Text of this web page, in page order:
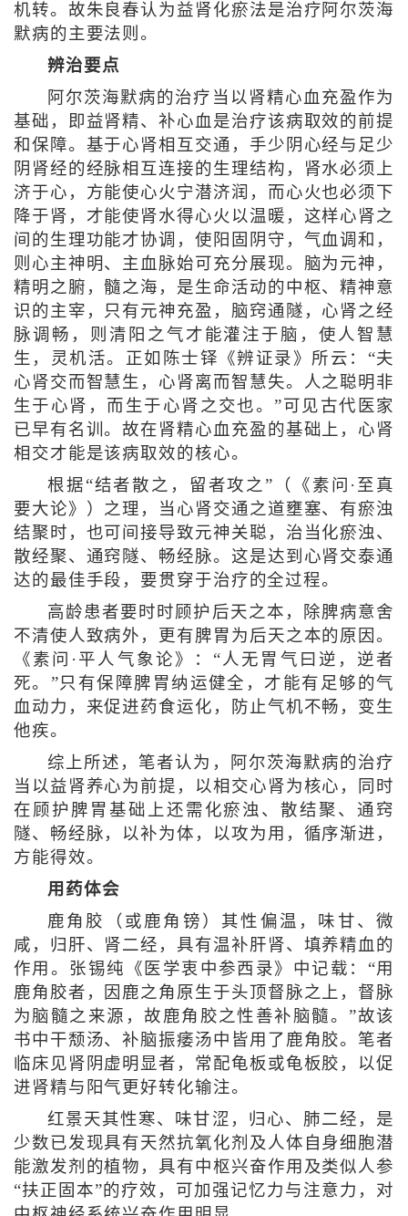
机转。故朱良春认为益肾化瘀法是治疗阿尔茨海
默病的主要法则。
辨治要点
阿尔茨海默病的治疗当以肾精心血充盈作为
基础，即益肾精、补心血是治疗该病取效的前提
和保障。基于心肾相互交通，手少阴心经与足少
阴肾经的经脉相互连接的生理结构，肾水必须上
济于心，方能使心火宁潜济润，而心火也必须下
降于肾，才能使肾水得心火以温暖，这样心肾之
间的生理功能才协调，使阳固阴守，气血调和，
则心主神明、主血脉始可充分展现。脑为元神，
精明之腑，髓之海，是生命活动的中枢、精神意
识的主宰，只有元神充盈，脑窍通隧，心肾之经
脉调畅，则清阳之气才能灌注于脑，使人智慧
生，灵机活。正如陈士铎《辨证录》所云：“夫
心肾交而智慧生，心肾离而智慧失。人之聪明非
生于心肾，而生于心肾之交也。”可见古代医家
已早有名训。故在肾精心血充盈的基础上，心肾
相交才能是该病取效的核心。
根据“结者散之，留者攻之”（《素问·至真
要大论》）之理，当心肾交通之道壅塞、有瘀浊
结聚时，也可间接导致元神关聪，治当化瘀浊、
散经聚、通窍隧、畅经脉。这是达到心肾交泰通
达的最佳手段，要贯穿于治疗的全过程。
高龄患者要时时顾护后天之本，除脾病意舍
不清使人致病外，更有脾胃为后天之本的原因。
《素问·平人气象论》：“人无胃气曰逆，逆者
死。”只有保障脾胃纳运健全，才能有足够的气
血动力，来促进药食运化，防止气机不畅，变生
他疾。
综上所述，笔者认为，阿尔茨海默病的治疗
当以益肾养心为前提，以相交心肾为核心，同时
在顾护脾胃基础上还需化瘀浊、散结聚、通窍
隧、畅经脉，以补为体，以攻为用，循序渐进，
方能得效。
用药体会
鹿角胶（或鹿角镑）其性偏温，味甘、微
咸，归肝、肾二经，具有温补肝肾、填养精血的
作用。张锡纯《医学衷中参西录》中记载：“用
鹿角胶者，因鹿之角原生于头顶督脉之上，督脉
为脑髓之来源，故鹿角胶之性善补脑髓。”故该
书中干颓汤、补脑振痿汤中皆用了鹿角胶。笔者
临床见肾阴虚明显者，常配龟板或龟板胶，以促
进肾精与阳气更好转化输注。
红景天其性寒、味甘涩，归心、肺二经，是
少数已发现具有天然抗氧化剂及人体自身细胞潜
能激发剂的植物，具有中枢兴奋作用及类似人参
“扶正固本”的疗效，可加强记忆力与注意力，对